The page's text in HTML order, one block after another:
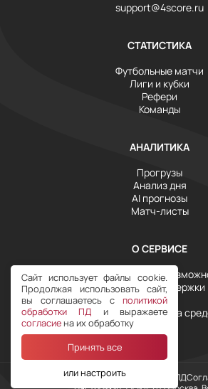
support@4score.ru
СТАТИСТИКА
Футбольные матчи
Лиги и кубки
Рефери
Команды
АНАЛИТИКА
Прогрузы
Анализ дня
AI прогнозы
Матч-листы
О СЕРВИСЕ
Инструменты и
Служба поддержки
Тарифы
Условия возврата
Наш TelegramПолитика обработки ПД
Сайт использует файлы cookie.
Продолжая использовать сайт,
вы соглашаетесь с политикой
обработки ПД и выражаете
согласие на их обработку
Принять все
или настроить